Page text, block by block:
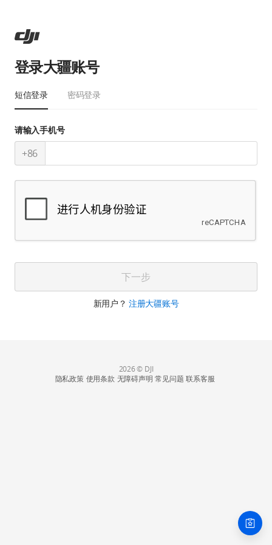
登录大疆账号
短信登录 密码登录
请输入手机号
+86
下一步
新用户？注册大疆账号
2026 © DJI
隐私政策 使用条款 无障碍声明 常见问题 联系客服